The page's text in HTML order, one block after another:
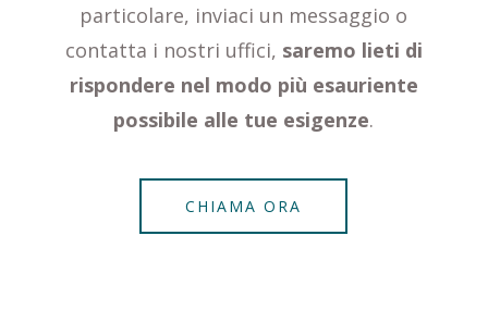
particolare, inviaci un messaggio o
contatta i nostri uffici, saremo lieti di
rispondere nel modo più esauriente
possibile alle tue esigenze.
CHIAMA ORA